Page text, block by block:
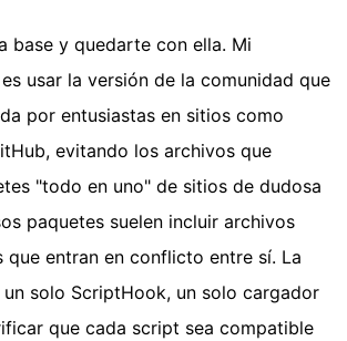
base y quedarte con ella. Mi
usar la versión de la comunidad que
por entusiastas en sitios como
evitando los archivos que
"todo en uno" de sitios de dudosa
paquetes suelen incluir archivos
que entran en conflicto entre sí. La
solo ScriptHook, un solo cargador
que cada script sea compatible